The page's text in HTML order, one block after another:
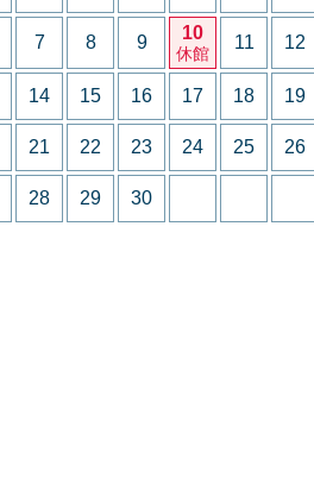
7 8 9 10
休館
11 12
14 15 16 17 18 19
21 22 23 24 25 26
28 29 30